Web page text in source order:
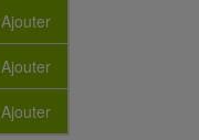
Ajouter
Ajouter
Ajouter